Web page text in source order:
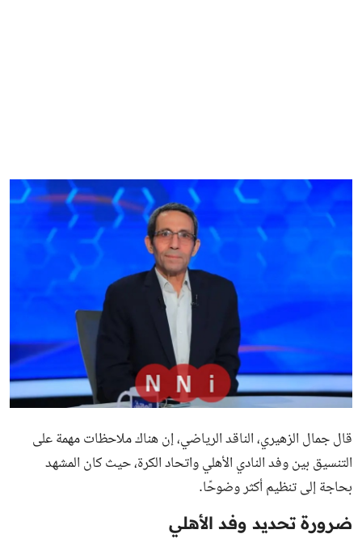
قال جمال الزهيري، الناقد الرياضي، إن هناك ملاحظات مهمة على
التنسيق بين وفد النادي الأهلي واتحاد الكرة، حيث كان المشهد
بحاجة إلى تنظيم أكثر وضوحًا.
ضرورة تحديد وفد الأهلي